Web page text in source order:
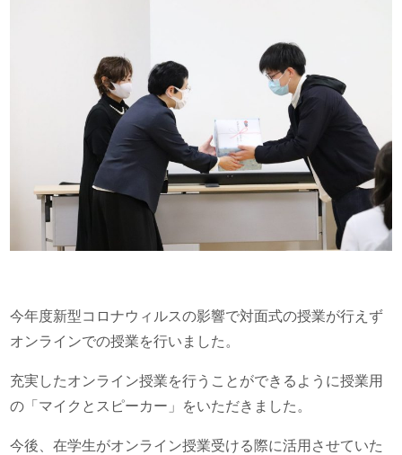
今年度新型コロナウィルスの影響で対面式の授業が行えず
オンラインでの授業を行いました。
充実したオンライン授業を行うことができるように授業用
の「マイクとスピーカー」をいただきました。
今後、在学生がオンライン授業受ける際に活用させていた